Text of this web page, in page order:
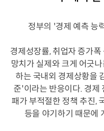
정부의 '경제 예측 능
경제성장률, 취업자 증가
망치가 실제와 크게 어긋
하는 국내외 경제상황을
준'이라는 반응이다. 경제
패가 부적절한 정책 추진,
등을 야기하기 때문에